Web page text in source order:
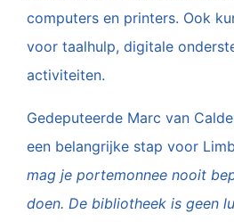
computers en printers. Ook
voor taalhulp, digitale
activiteiten.
Gedeputeerde Marc van
een belangrijke stap voor
mag je portemonnee nooit
doen. De bibliotheek is geen